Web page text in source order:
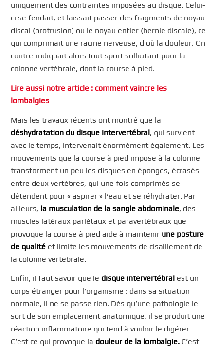
uniquement des contraintes imposées au disque. Celui-
ci se fendait, et laissait passer des fragments de noyau
discal (protrusion) ou le noyau entier (hernie discale), ce
qui comprimait une racine nerveuse, d’où la douleur. On
contre-indiquait alors tout sport sollicitant pour la
colonne vertébrale, dont la course à pied.
Lire aussi notre article : comment vaincre les
lombalgies
Mais les travaux récents ont montré que la
déshydratation du disque intervertébral, qui survient
avec le temps, intervenait énormément également. Les
mouvements que la course à pied impose à la colonne
transforment un peu les disques en éponges, écrasés
entre deux vertèbres, qui une fois comprimés se
détendent pour « aspirer » l’eau et se réhydrater. Par
ailleurs, la musculation de la sangle abdominale, des
muscles latéraux pariétaux et paravertébraux que
provoque la course à pied aide à maintenir une posture
de qualité et limite les mouvements de cisaillement de
la colonne vertébrale.
Enfin, il faut savoir que le disque intervertébral est un
corps étranger pour l’organisme : dans sa situation
normale, il ne se passe rien. Dès qu’une pathologie le
sort de son emplacement anatomique, il se produit une
réaction inflammatoire qui tend à vouloir le digérer.
C’est ce qui provoque la douleur de la lombalgie. C’est